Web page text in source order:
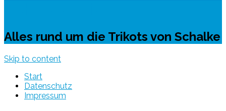
Alles rund um die Trikots von Schalke
Skip to content
Start
Datenschutz
Impressum